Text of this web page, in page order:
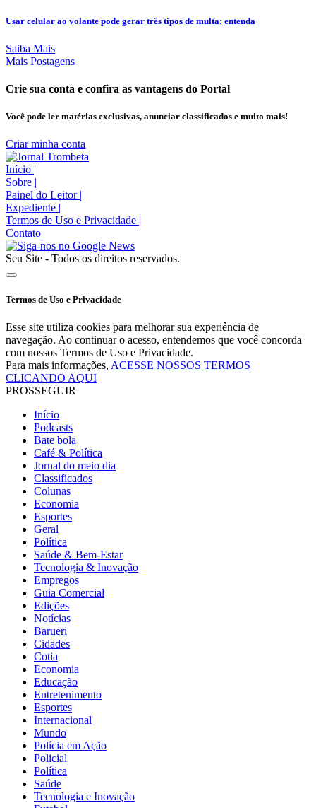
Usar celular ao volante pode gerar três tipos de multa; entenda
Saiba Mais
Mais Postagens
Crie sua conta e confira as vantagens do Portal
Você pode ler matérias exclusivas, anunciar classificados e muito mais!
Criar minha conta
Início |
Sobre |
Painel do Leitor |
Expediente |
Termos de Uso e Privacidade |
Contato
Seu Site - Todos os direitos reservados.
Termos de Uso e Privacidade
Esse site utiliza cookies para melhorar sua experiência de
navegação. Ao continuar o acesso, entendemos que você concorda
com nossos Termos de Uso e Privacidade.
Para mais informações, ACESSE NOSSOS TERMOS
CLICANDO AQUI
PROSSEGUIR
Início
Podcasts
Bate bola
Café & Política
Jornal do meio dia
Classificados
Colunas
Economia
Esportes
Geral
Política
Saúde & Bem-Estar
Tecnologia & Inovação
Empregos
Guia Comercial
Edições
Notícias
Barueri
Cidades
Cotia
Economia
Educação
Entretenimento
Esportes
Internacional
Mundo
Polícia em Ação
Policial
Política
Saúde
Tecnologia e Inovação